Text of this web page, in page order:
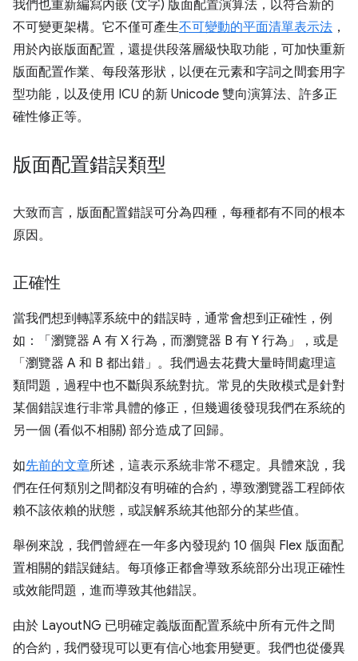
我們也重新編寫內嵌 (文字) 版面配置演算法，以符合新的
不可變更架構。它不僅可產生不可變動的平面清單表示法 ，
用於內嵌版面配置，還提供段落層級快取功能，可加快重新
版面配置作業、每段落形狀，以便在元素和字詞之間套用字
型功能，以及使用 ICU 的新 Unicode 雙向演算法、許多正
確性修正等。
版面配置錯誤類型
大致而言，版面配置錯誤可分為四種，每種都有不同的根本
原因。
正確性
當我們想到轉譯系統中的錯誤時，通常會想到正確性，例
如：「瀏覽器 A 有 X 行為，而瀏覽器 B 有 Y 行為」，或是
「瀏覽器 A 和 B 都出錯」。我們過去花費大量時間處理這
類問題，過程中也不斷與系統對抗。常見的失敗模式是針對
某個錯誤進行非常具體的修正，但幾週後發現我們在系統的
另一個 (看似不相關) 部分造成了回歸。
如先前的文章所述，這表示系統非常不穩定。具體來說，我
們在任何類別之間都沒有明確的合約，導致瀏覽器工程師依
賴不該依賴的狀態，或誤解系統其他部分的某些值。
舉例來說，我們曾經在一年多內發現約 10 個與 Flex 版面配
置相關的錯誤鏈結。每項修正都會導致系統部分出現正確性
或效能問題，進而導致其他錯誤。
由於 LayoutNG 已明確定義版面配置系統中所有元件之間
的合約，我們發現可以更有信心地套用變更。我們也從優異